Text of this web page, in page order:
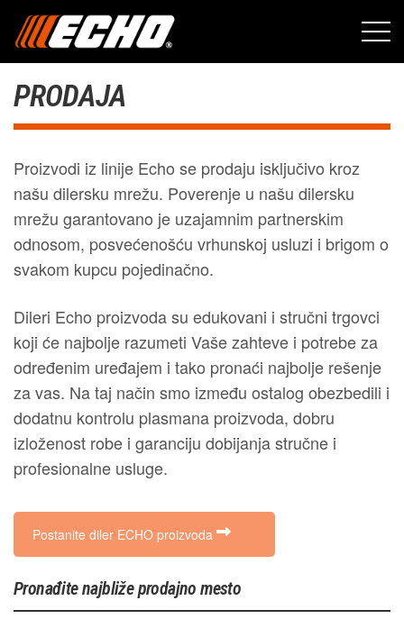
PRODAJA
Proizvodi iz linije Echo se prodaju isključivo kroz
našu dilersku mrežu. Poverenje u našu dilersku
mrežu garantovano je uzajamnim partnerskim
odnosom, posvećenošću vrhunskoj usluzi i brigom o
svakom kupcu pojedinačno.
Dileri Echo proizvoda su edukovani i stručni trgovci
koji će najbolje razumeti Vaše zahteve i potrebe za
određenim uređajem i tako pronaći najbolje rešenje
za vas. Na taj način smo između ostalog obezbedili i
dodatnu kontrolu plasmana proizvoda, dobru
izloženost robe i garanciju dobijanja stručne i
profesionalne usluge.
Postanite diler ECHO proizvoda
Pronađite najbliže prodajno mesto